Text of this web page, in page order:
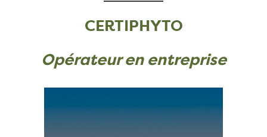
CERTIPHYTO
Opérateur en entreprise